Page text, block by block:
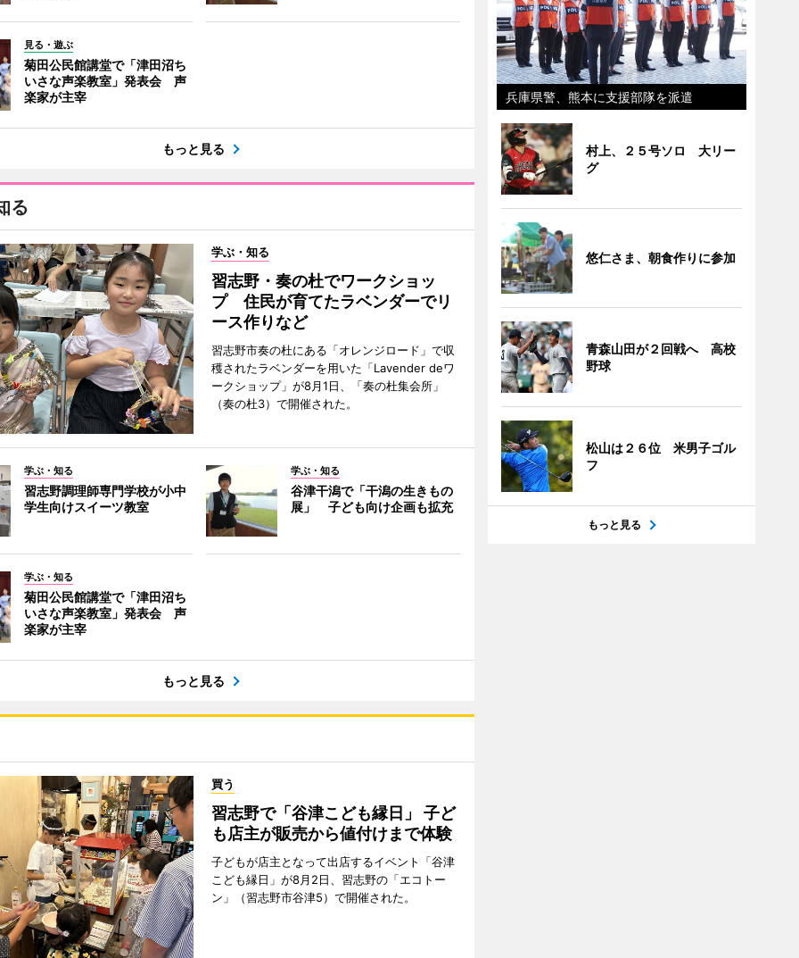
見る・遊ぶ
菊田公民館講堂で「津田沼ち
いさな声楽教室」発表会 声
楽家が主宰
もっと見る
る
学ぶ・知る
習志野・奏の杜でワークショッ
プ 住民が育てたラベンダーでリ
ース作りなど
習志野市奏の杜にある「オレンジロード」で収
穫されたラベンダーを用いた「Lavender deワ
ークショップ」が8月1日、「奏の杜集会所」
（奏の杜3）で開催された。
学ぶ・知る
習志野調理師専門学校が小中
学生向けスイーツ教室
学ぶ・知る
谷津干潟で「干潟の生きもの
展」 子ども向け企画も拡充
学ぶ・知る
菊田公民館講堂で「津田沼ち
いさな声楽教室」発表会 声
楽家が主宰
もっと見る
買う
習志野で「谷津こども縁日」 子ど
も店主が販売から値付けまで体験
子どもが店主となって出店するイベント「谷津
こども縁日」が8月2日、習志野の「エコトー
ン」（習志野市谷津5）で開催された。
兵庫県警、熊本に支援部隊を派遣
村上、２５号ソロ 大リー
グ
悠仁さま、朝食作りに参加
青森山田が２回戦へ 高校
野球
松山は２６位 米男子ゴル
フ
もっと見る